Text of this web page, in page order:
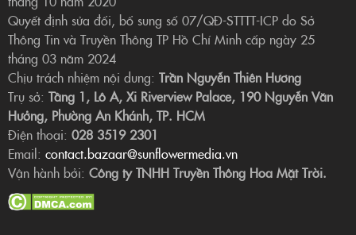
Quyết định sửa đổi, bổ sung số 07/QĐ-STTTT-ICP do Sở
Thông Tin và Truyền Thông TP Hồ Chí Minh cấp ngày 25
tháng 03 năm 2024
Chịu trách nhiệm nội dung: Trần Nguyễn Thiên Hương
Trụ sở: Tầng 1, Lô A, Xi Riverview Palace, 190 Nguyễn Văn
Hưởng, Phường An Khánh, TP. HCM
Điện thoại: 028 3519 2301
Email: contact.bazaar@sunflowermedia.vn
Vận hành bởi: Công ty TNHH Truyền Thông Hoa Mặt Trời.